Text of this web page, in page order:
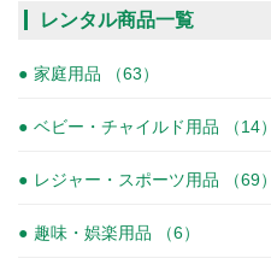
レンタル商品一覧
家庭用品 （63）
ベビー・チャイルド用品 （14）
レジャー・スポーツ用品 （69）
趣味・娯楽用品 （6）